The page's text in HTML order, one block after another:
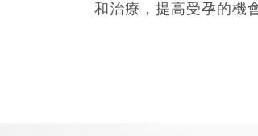
和治療，提高受孕的機